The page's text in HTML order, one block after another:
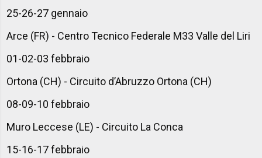
25-26-27 gennaio
Arce (FR) - Centro Tecnico Federale M33 Valle del Liri
01-02-03 febbraio
Ortona (CH) - Circuito d’Abruzzo Ortona (CH)
08-09-10 febbraio
Muro Leccese (LE) - Circuito La Conca
15-16-17 febbraio